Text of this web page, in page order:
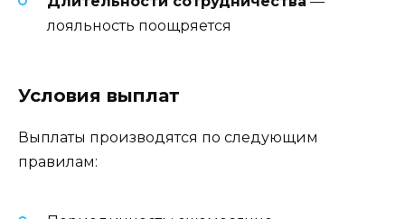
лояльность поощряется
Условия выплат
Выплаты производятся по следующим
правилам: